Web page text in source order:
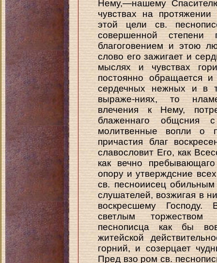
Нему,—нашему
чувствах на протяжении
этой цели св.
совершенной
благоговением и этою
слово его зажигает и
мыслях и чувствах
постоянно обращается
сердечных нежных и в
выраже-ниях, то
влечения к Нему,
блаженнаго
молитвенные вопли о
причастия благ
славословит Его, как
как вечно
опору и утверждсние
св. песноиисец
слушателей, возжигая в
воскресшему Господу.
светлым торжеством
песнописца как бы
житейской
горний, и созерцает
Пред взо ром св.